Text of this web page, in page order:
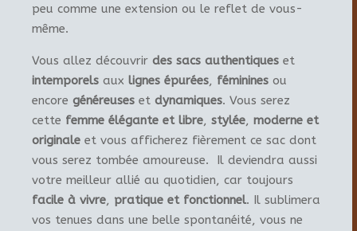
peu comme une extension ou le reflet de vous-
même.
Vous allez découvrir des sacs authentiques et
intemporels aux lignes épurées, féminines ou
encore généreuses et dynamiques. Vous serez
cette femme élégante et libre, stylée, moderne et
originale et vous afficherez fièrement ce sac dont
vous serez tombée amoureuse. Il deviendra aussi
votre meilleur allié au quotidien, car toujours
facile à vivre, pratique et fonctionnel. Il sublimera
vos tenues dans une belle spontanéité, vous ne